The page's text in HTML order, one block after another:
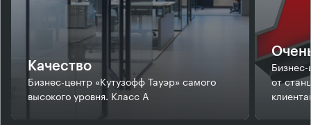
Качество
Бизнес-центр «Кутузофф Тауэр» самого
высокого уровня. Класс А
от